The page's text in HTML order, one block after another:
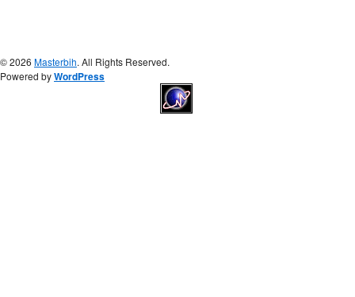
© 2026 Masterbih. All Rights Reserved.
Powered byWordPress